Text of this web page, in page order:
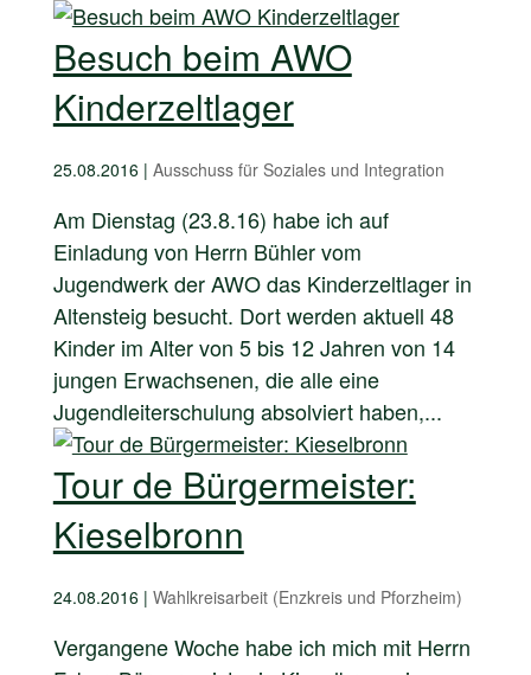
Besuch beim AWO
Kinderzeltlager
25.08.2016| Ausschuss für Soziales und Integration
Am Dienstag (23.8.16) habe ich auf
Einladung von Herrn Bühler vom
Jugendwerk der AWO das Kinderzeltlager in
Altensteig besucht. Dort werden aktuell 48
Kinder im Alter von 5 bis 12 Jahren von 14
jungen Erwachsenen, die alle eine
Jugendleiterschulung absolviert haben,...
Tour de Bürgermeister:
Kieselbronn
24.08.2016| Wahlkreisarbeit (Enzkreis und Pforzheim)
Vergangene Woche habe ich mich mit Herrn